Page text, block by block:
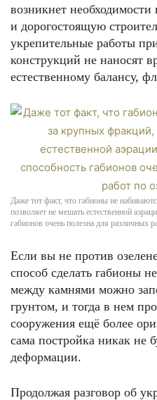
возникнет
и дорогостоящую
укрепительные работы
конструкций не наносят
естественному балансу,
Даже тот факт, что габионы не
позволяет не мешать естественной
габионов очень полезна для различных
Если вы не против
способ сделать габионы
между камнями можно
грунтом, и тогда в нем
сооружения ещё более
сама постройка никак не
деформации.
Продолжая разговор об